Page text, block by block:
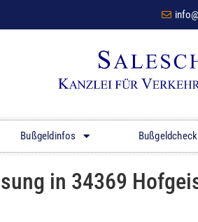
Bußgeldinfos Bußgeldcheck
in 34369